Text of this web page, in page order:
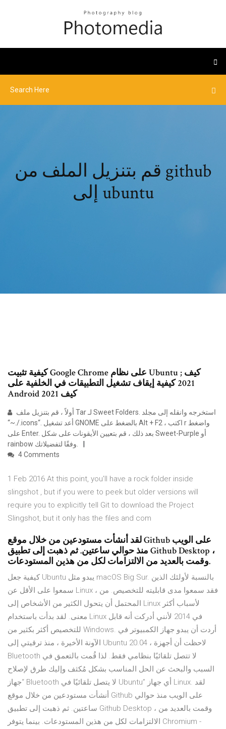
قم بتنزيل الملف من github
إلى ubuntu
كيفية تثبيت Google Chrome على نظام Ubuntu ; كيف
2021 كيفية إيقاف تشغيل التطبيقات في الخلفية على
Android كيف 2021
“~./.icons“. أعد تشغيل GNOME بالضغط على Alt + F2 ، اكتب r واضغط
على Enter. بعد ذلك ، قم بتعيين الأيقونات على شكل Sweet-Purple أو
rainbow وفقًا لتفضيلاتك.
4 Comments
1 Feb 2016 At this point, you'll have a rock folder inside
slingshot , but if you were to peek but older versions will
require you to explicitly tell Git to download the Project
Slingshot, but it only has the files and com
لقد أنشأت مستودعين من خلال موقع Github على الويب
منذ حوالي ساعتين. ثم ذهبت إلى تطبيق Github Desktop ،
وقمت بالعديد من الالتزامات لكل من هذين المستودعات.
كيفية جعل Ubuntu يبدو مثل macOS Big Sur. بالنسبة لأولئك الذين
سمعوا على الأقل عن Linux ، فقد سمعوا مدى قابليته للتخصيص. من
المحتمل أن يتحول الكثير من الأشخاص إلى Linux لأسباب أكثر
معنى. لقد بدأت باستخدام Linux في 2014 لأنني أدركت أنه قابل
للتخصيص أكثر بكثير من Windows. أردت أن يبدو جهاز الكمبيوتر في
الآونة الأخيرة ، منذ ترقيتي إلى Ubuntu 20.04 ، لاحظت أن أجهزة
Bluetooth لا تتصل تلقائيًا بنظامي فقط. لذا قُمت بالتعمق في
السبب والبحث عن الحل المناسب بشكل مُكثف وإليك طرق لإصلاح
“جهاز Bluetooth لا يتصل تلقائيًا في Ubuntu” أي جهاز Linux. لقد
أنشأت مستودعين من خلال موقع Github على الويب منذ حوالي
ساعتين. ثم ذهبت إلى تطبيق Github Desktop ، وقمت بالعديد من
الالتزامات لكل من هذين المستودعات. بينما يتوفر Chromium -